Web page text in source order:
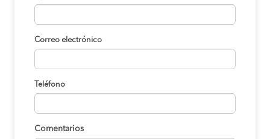
Camana a Nasca S/130
COMPRAR
Arequipa a Nasca S/105
Correo electrónico
Teléfono
Comentarios